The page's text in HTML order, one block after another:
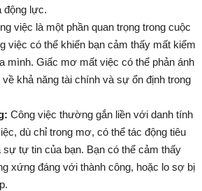
động lực.
việc là một phần quan trọng trong cuộc
việc có thể khiến bạn cảm thấy mất kiểm
mình. Giấc mơ mất việc có thể phản ánh
khả năng tài chính và sự ổn định trong
Công việc thường gắn liền với danh tính
dù chỉ trong mơ, có thể tác động tiêu
tự tin của bạn. Bạn có thể cảm thấy
xứng đáng với thành công, hoặc lo sợ bị